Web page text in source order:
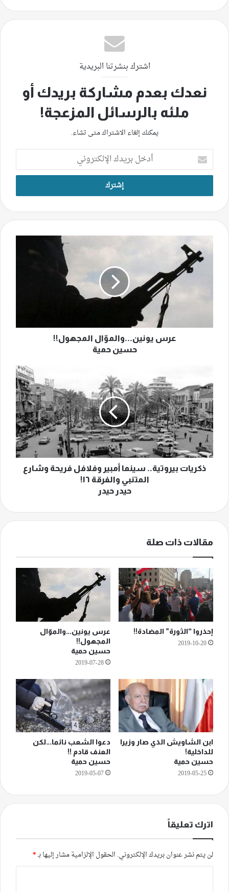
اشترك بنشرتنا البريدية
نعدك بعدم مشاركة بريدك أو
ملئه بالرسائل المزعجة!
يمكنك إلغاء الاشتراك متى تشاء.
أدخل
بريدك
الإلكتروني
يونين...والموّال
المجهول!!
عرس يونين...والموّال المجهول!!
حسين حمية
بيروتية..
سينما
أمبير
وفلافل
فريحة
وشارع
المتنبي
والفرقة
ذكريات بيروتية.. سينما أمبير وفلافل فريحة وشارع
المتنبي والفرقة ١٦!
حيدر حيدر
مقالات ذات صلة
إحذروا “الثورة” المضادة!!
2019-10-20
عرس يونين…والموّال
المجهول!!
حسين حمية
2019-07-28
ابن الشاويش الذي صار وزيرا
للداخلية!
حسين حمية
2019-05-25
دعوا الشعب نائما…لكن
العنف قادم !!
حسين حمية
2019-05-07
اترك تعليقاً
لن يتم نشر عنوان بريدك الإلكتروني. الحقول الإلزامية مشار إليها بـ*